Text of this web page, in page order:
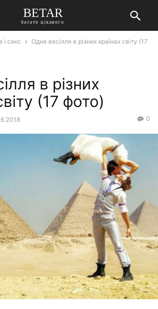
BETAR
багато цікавого
секс
Одне весілля в різних країнах світу (17
в різних
(17 фото)
0